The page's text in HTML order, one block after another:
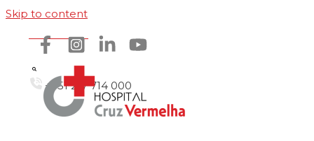
Skip to content
Como chegar
+351 217 714 000